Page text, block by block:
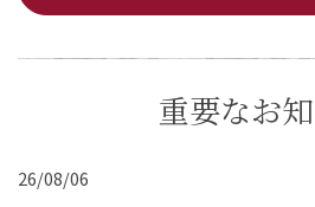
重要なお
26/08/06